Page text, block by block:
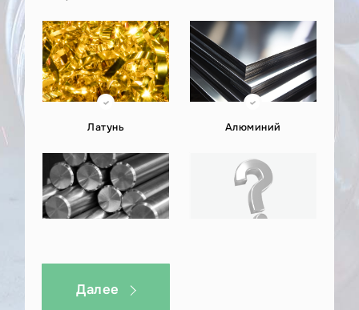
Отправьте ваш проект по лазерной резке
бронзы или задайте любой вопрос в наш
WhatsApp или на почту kp@металлэкспресс.рф.
Латунь Алюминий
Далее